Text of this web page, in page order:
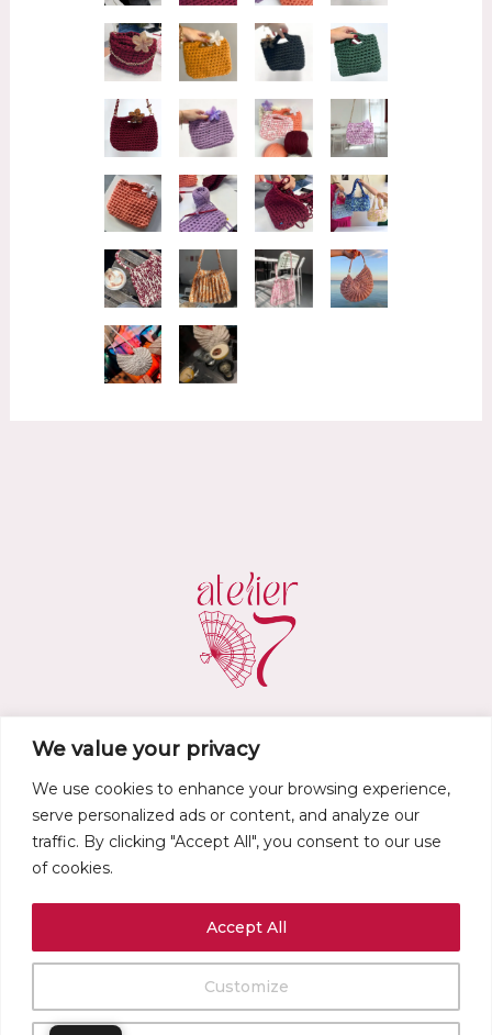
We value your privacy
We use cookies to enhance your browsing experience,
serve personalized ads or content, and analyze our
traffic. By clicking "Accept All", you consent to our use
of cookies.
Customize
Accept All
atelier.d7@gmail.com
Policy
0